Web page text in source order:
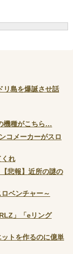
リ島を爆誕させ話
機種がこちら…
コメーカーがスロ
くれ
悲報】近所の謎の
ベンチャー～
」「eリング
トを作るのに億単